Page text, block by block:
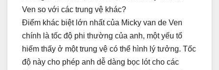
Ven so với các trung vệ khác?
Điểm khác biệt lớn nhất của Micky van de Ven
chính là tốc độ phi thường của anh, một yếu tố
hiếm thấy ở một trung vệ có thể hình lý tưởng. Tốc
độ này cho phép anh dễ dàng bọc lót cho các